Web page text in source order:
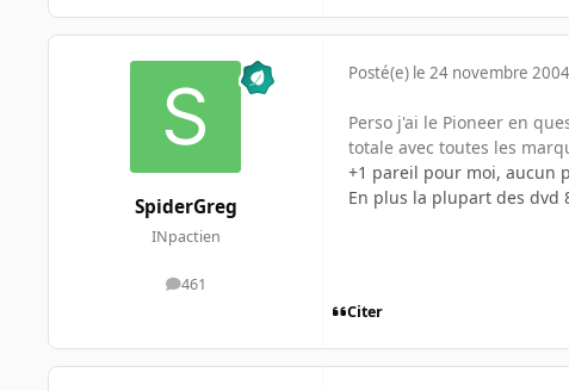
SpiderGreg
INpactien
461
messages
Posté(e) le 24 novembre 2004
Perso j'ai le Pioneer en
totale avec toutes les
+1 pareil pour moi, aucun
En plus la plupart des dvd
Citer